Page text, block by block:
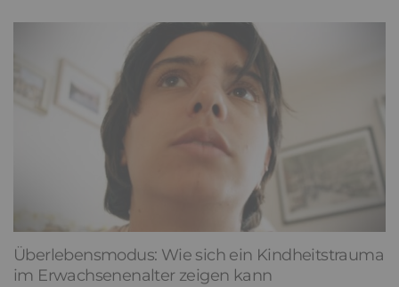
Überlebensmodus: Wie sich ein Kindheitstrauma
im Erwachsenenalter zeigen kann